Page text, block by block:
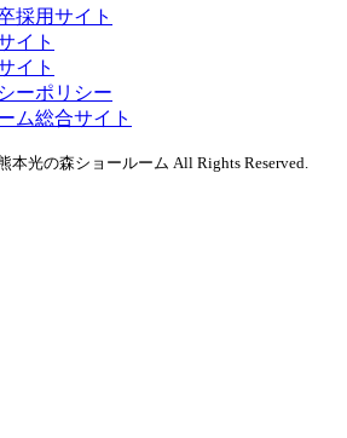
採用サイト
イト
イト
ーポリシー
ム総合サイト
本光の森ショールーム All Rights Reserved.